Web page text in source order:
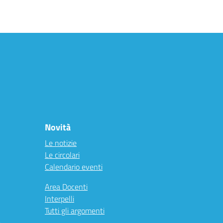
Novità
Le notizie
Le circolari
Calendario eventi
Area Docenti
Interpelli
Tutti gli argomenti